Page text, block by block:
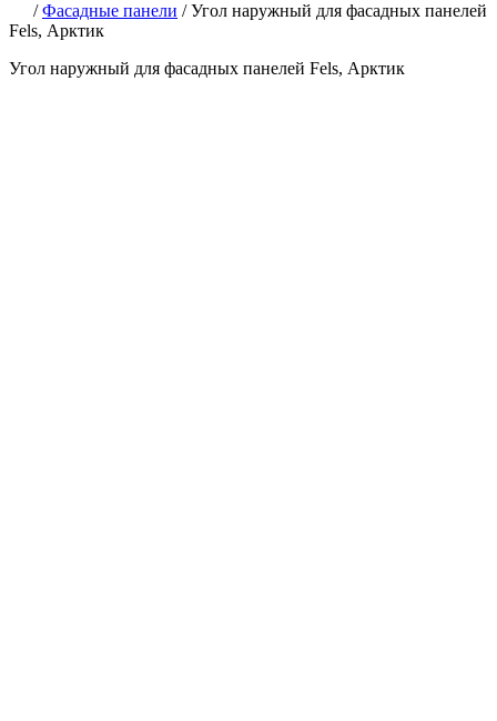
/Фасадные панели /Угол наружный для фасадных панелей
Fels, Арктик
Угол наружный для фасадных панелей Fels, Арктик